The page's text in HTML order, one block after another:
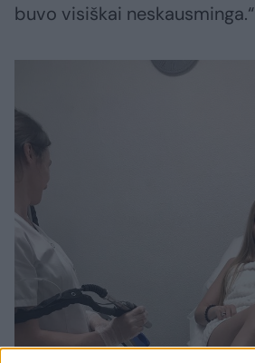
buvo visiškai neskausminga.“